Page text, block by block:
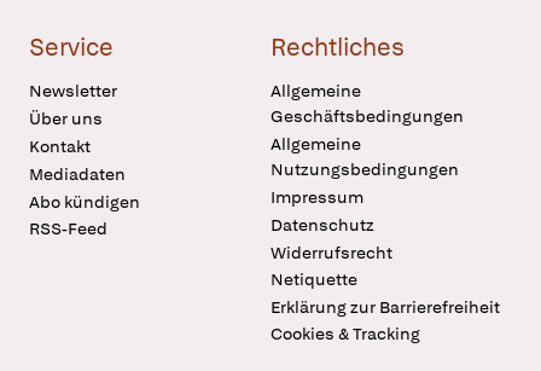
Service
Newsletter
Über uns
Kontakt
Mediadaten
Abo kündigen
RSS-Feed
Rechtliches
Allgemeine
Geschäftsbedingungen
Allgemeine
Nutzungsbedingungen
Impressum
Datenschutz
Widerrufsrecht
Netiquette
Erklärung zur Barrierefreiheit
Cookies & Tracking